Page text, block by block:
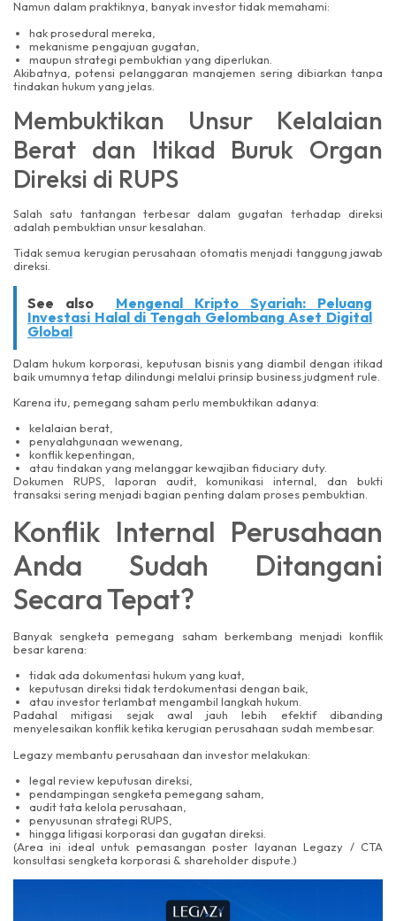
Namun dalam praktiknya, banyak investor tidak memahami:
hak prosedural mereka,
mekanisme pengajuan gugatan,
maupun strategi pembuktian yang diperlukan.
Akibatnya, potensi pelanggaran manajemen sering dibiarkan tanpa
tindakan hukum yang jelas.
Membuktikan Unsur Kelalaian
Berat dan Itikad Buruk Organ
Direksi di RUPS
Salah satu tantangan terbesar dalam gugatan terhadap direksi
adalah pembuktian unsur kesalahan.
Tidak semua kerugian perusahaan otomatis menjadi tanggung jawab
direksi.
See also
Mengenal Kripto Syariah: Peluang
Investasi Halal di Tengah Gelombang Aset Digital
Global
Dalam hukum korporasi, keputusan bisnis yang diambil dengan itikad
baik umumnya tetap dilindungi melalui prinsip business judgment rule.
Karena itu, pemegang saham perlu membuktikan adanya:
kelalaian berat,
penyalahgunaan wewenang,
konflik kepentingan,
atau tindakan yang melanggar kewajiban fiduciary duty.
Dokumen RUPS, laporan audit, komunikasi internal, dan bukti
transaksi sering menjadi bagian penting dalam proses pembuktian.
Konflik Internal Perusahaan
Anda Sudah Ditangani
Secara Tepat?
Banyak sengketa pemegang saham berkembang menjadi konflik
besar karena:
tidak ada dokumentasi hukum yang kuat,
keputusan direksi tidak terdokumentasi dengan baik,
atau investor terlambat mengambil langkah hukum.
Padahal mitigasi sejak awal jauh lebih efektif dibanding
menyelesaikan konflik ketika kerugian perusahaan sudah membesar.
Legazy membantu perusahaan dan investor melakukan:
legal review keputusan direksi,
pendampingan sengketa pemegang saham,
audit tata kelola perusahaan,
penyusunan strategi RUPS,
hingga litigasi korporasi dan gugatan direksi.
(Area ini ideal untuk pemasangan poster layanan Legazy / CTA
konsultasi sengketa korporasi & shareholder dispute.)